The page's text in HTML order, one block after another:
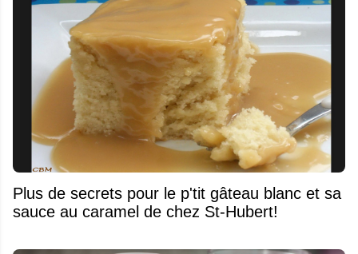
Plus de secrets pour le p'tit gâteau blanc et sa
sauce au caramel de chez St-Hubert!